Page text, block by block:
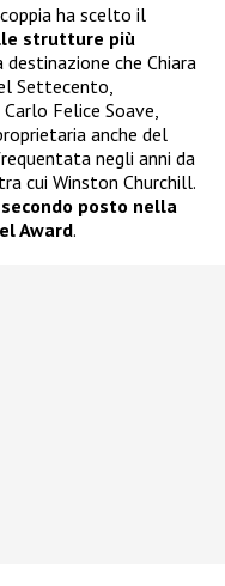
ha scelto il
strutture più
che Chiara
Settecento,
Felice Soave,
anche del
negli anni da
cui Winston Churchill.
posto nella
Award.